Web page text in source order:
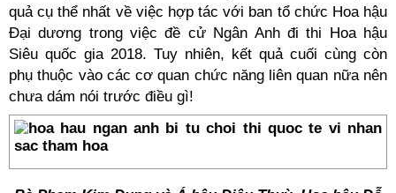
quả cụ thể nhất về việc hợp tác với ban tổ chức Hoa hậu
Đại dương trong việc đề cử Ngân Anh đi thi Hoa hậu
Siêu quốc gia 2018. Tuy nhiên, kết quả cuối cùng còn
phụ thuộc vào các cơ quan chức năng liên quan nữa nên
chưa dám nói trước điều gì!